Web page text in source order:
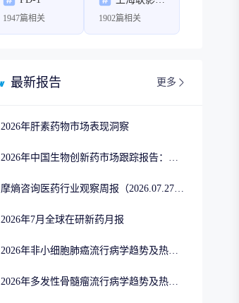
1947篇相关 1902篇相关
最新报告 更多
2026年肝素药物市场表现洞察
2026年中国生物创新药市场跟踪报告：司美格鲁肽2025年四季度市场回顾
摩熵咨询医药行业观察周报（2026.07.27-2026.08.02）
2026年7月全球在研新药月报
2026年非小细胞肺癌流行病学趋势及热门靶点药物市场表现洞察
2026年多发性骨髓瘤流行病学趋势及热门靶点药物市场表现洞察